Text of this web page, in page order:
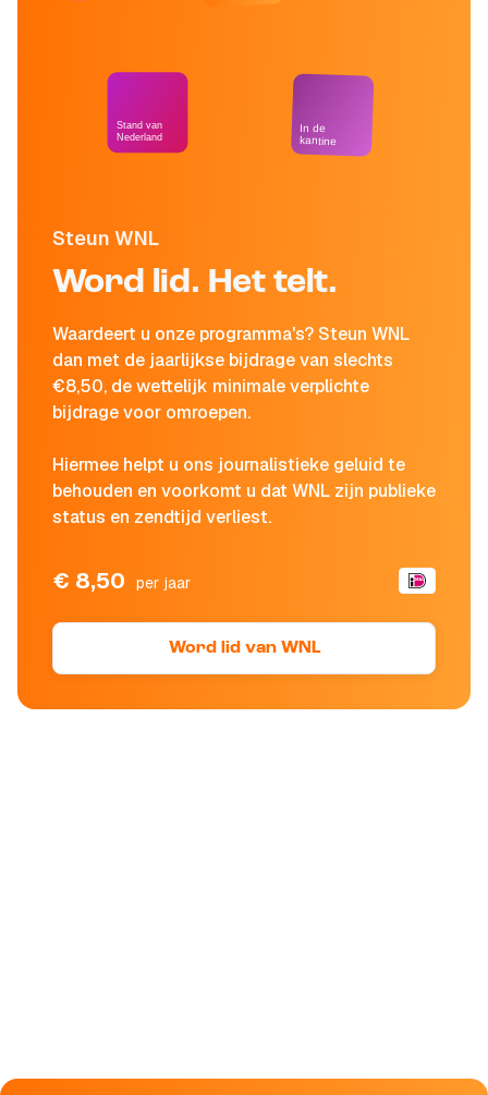
Steun WNL
Word lid. Het telt.
Waardeert u onze programma's? Steun WNL
dan met de jaarlijkse bijdrage van slechts
€8,50, de wettelijk minimale verplichte
bijdrage voor omroepen.
Hiermee helpt u ons journalistieke geluid te
behouden en voorkomt u dat WNL zijn publieke
status en zendtijd verliest.
€ 8,50 per jaar
Word lid van WNL
Stand van
Nederland
In de
kantine